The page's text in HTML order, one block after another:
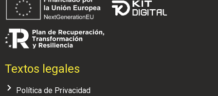
Textos legales
Política de Privacidad